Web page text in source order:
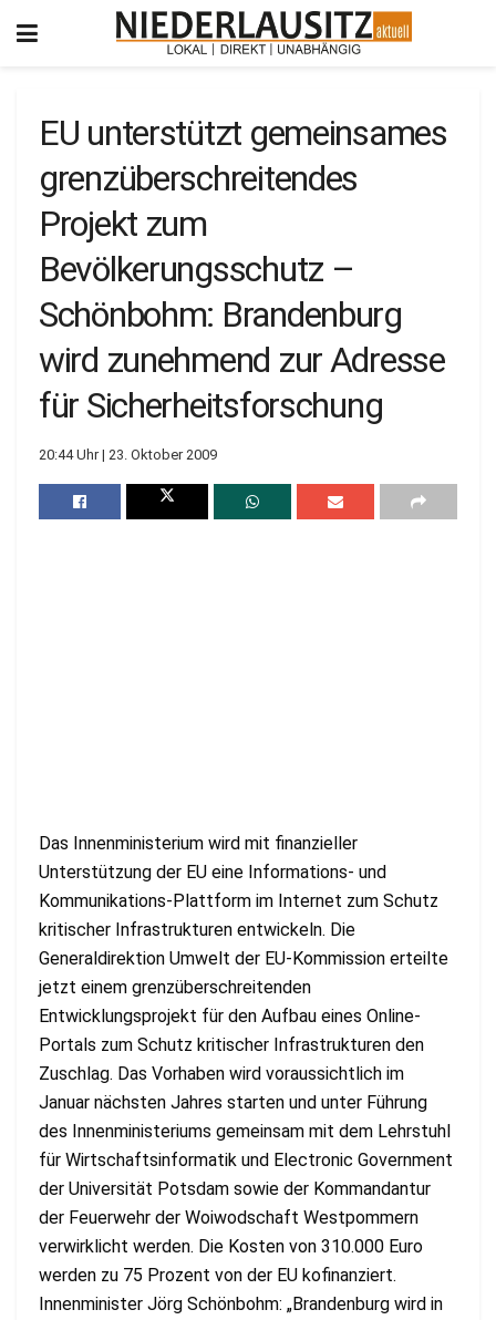
EU unterstützt gemeinsames
grenzüberschreitendes
Projekt zum
Bevölkerungsschutz –
Schönbohm: Brandenburg
wird zunehmend zur Adresse
für Sicherheitsforschung
20:44 Uhr | 23. Oktober 2009
Das Innenministerium wird mit finanzieller
Unterstützung der EU eine Informations- und
Kommunikations-Plattform im Internet zum Schutz
kritischer Infrastrukturen entwickeln. Die
Generaldirektion Umwelt der EU-Kommission erteilte
jetzt einem grenzüberschreitenden
Entwicklungsprojekt für den Aufbau eines Online-
Portals zum Schutz kritischer Infrastrukturen den
Zuschlag. Das Vorhaben wird voraussichtlich im
Januar nächsten Jahres starten und unter Führung
des Innenministeriums gemeinsam mit dem Lehrstuhl
für Wirtschaftsinformatik und Electronic Government
der Universität Potsdam sowie der Kommandantur
der Feuerwehr der Woiwodschaft Westpommern
verwirklicht werden. Die Kosten von 310.000 Euro
werden zu 75 Prozent von der EU kofinanziert.
Innenminister Jörg Schönbohm: „Brandenburg wird in